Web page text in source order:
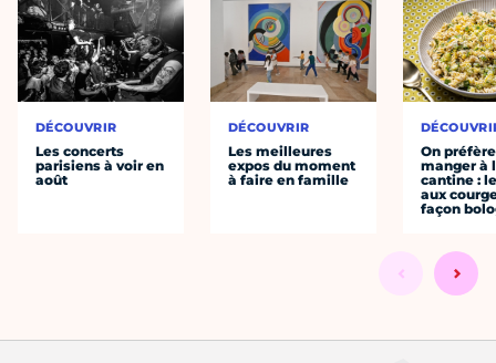
DÉCOUVRIR
Les concerts
parisiens à voir en
août
DÉCOUVRIR
Les meilleures
expos du moment
à faire en famille
On préfère
manger à
cantine :
aux
façon